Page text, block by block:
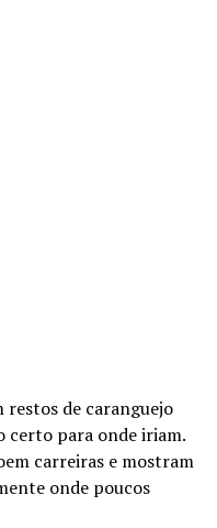
restos de caranguejo
certo para onde iriam.
carreiras e mostram
onde poucos